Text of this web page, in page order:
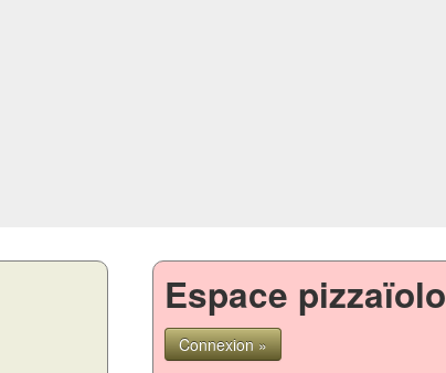
Espace pizzaïolo
Connexion »